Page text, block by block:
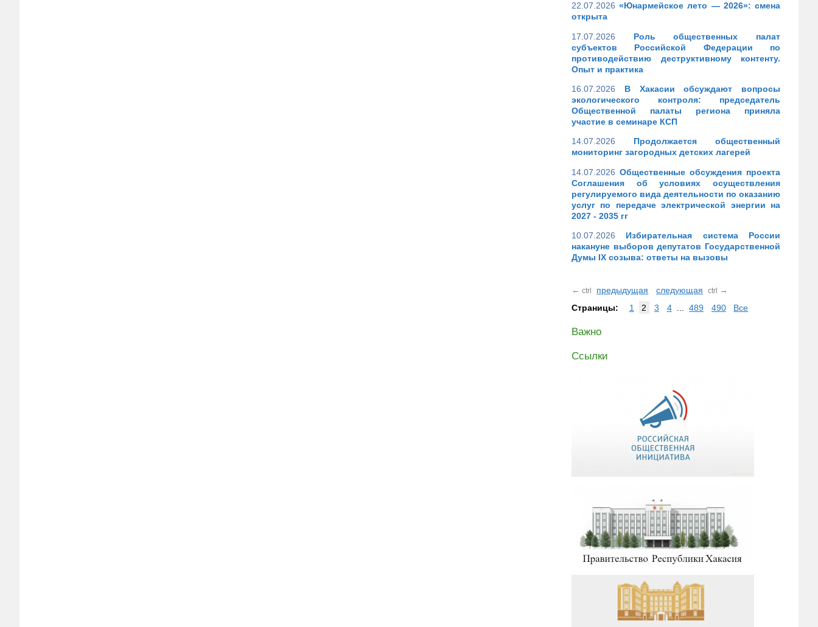
22.07.2026 «Юнармейское лето — 2026»: смена
открыта
17.07.2026
Роль общественных палат
субъектов Российской Федерации по
противодействию деструктивному контенту.
Опыт и практика
16.07.2026
В Хакасии обсуждают вопросы
экологического контроля: председатель
Общественной палаты региона приняла
участие в семинаре КСП
14.07.2026
Продолжается общественный
мониторинг загородных детских лагерей
14.07.2026 Общественные обсуждения проекта
Соглашения об условиях осуществления
регулируемого вида деятельности по оказанию
услуг по передаче электрической энергии на
2027 - 2035 гг
10.07.2026
Избирательная система России
накануне выборов депутатов Государственной
Думы IX созыва: ответы на вызовы
← ctrl предыдущая следующая ctrl →
Страницы:
1 2 3 4 489 490 Все
Важно
Ссылки